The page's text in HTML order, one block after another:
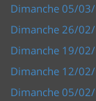
Dimanche 05/
Dimanche 26/
Dimanche 19/
Dimanche 12/
Dimanche 05/